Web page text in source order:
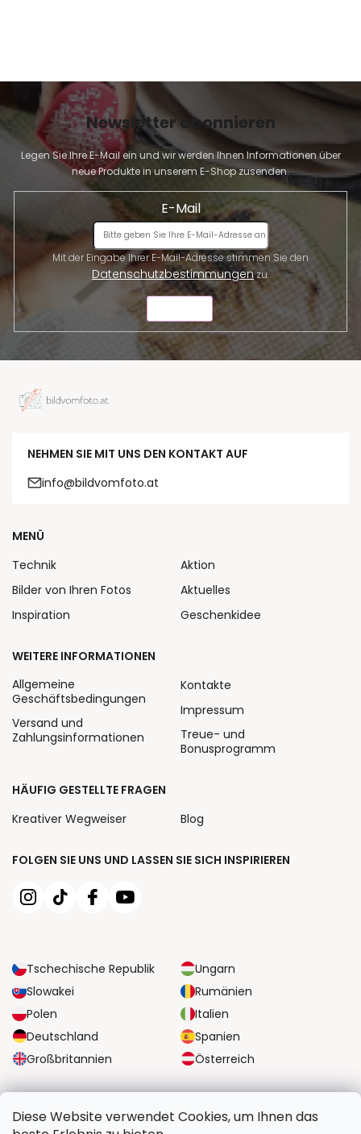
Diese Website verwendet Cookies, um Ihnen das
Newsletter abonnieren
Legen Sie Ihre E-Mail ein und wir werden Ihnen Informationen über
neue Produkte in unserem E-Shop zusenden.
E-Mail
Datenschutzbestimmungenzu.
NEHMEN SIE MIT UNS DEN KONTAKT AUF
info@bildvomfoto.at
FOLGEN SIE UNS UND LASSEN SIE SICH INSPIRIEREN
Tschechische Republik
Ungarn
Slowakei
Rumänien
Polen
Italien
Deutschland
Spanien
Großbritannien
Österreich
MENÜ
Technik
Bilder von Ihren Fotos
Inspiration
Aktion
Aktuelles
Geschenkidee
WEITERE INFORMATIONEN
Allgemeine
Geschäftsbedingungen
Versand und
Zahlungsinformationen
Kontakte
Impressum
Treue- und
Bonusprogramm
HÄUFIG GESTELLTE FRAGEN
Kreativer Wegweiser
Blog